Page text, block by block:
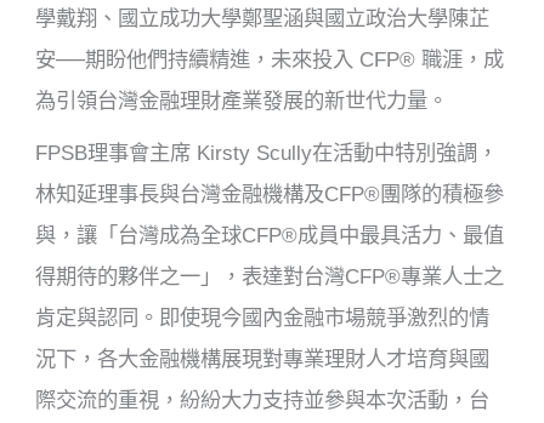
學戴翔、國立成功大學鄭聖涵與國立政治大學陳芷
安──期盼他們持續精進，未來投入 CFP® 職涯，成
為引領台灣金融理財產業發展的新世代力量。
FPSB理事會主席 Kirsty Scully在活動中特別強調，
林知延理事長與台灣金融機構及CFP®團隊的積極參
與，讓「台灣成為全球CFP®成員中最具活力、最值
得期待的夥伴之一」，表達對台灣CFP®專業人士之
肯定與認同。即使現今國內金融市場競爭激烈的情
況下，各大金融機構展現對專業理財人才培育與國
際交流的重視，紛紛大力支持並參與本次活動，台